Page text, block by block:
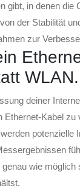
gibt, in denen
der Stabilität
zur
WLAN.
deiner
Ethernet-Kabel
wie möglich